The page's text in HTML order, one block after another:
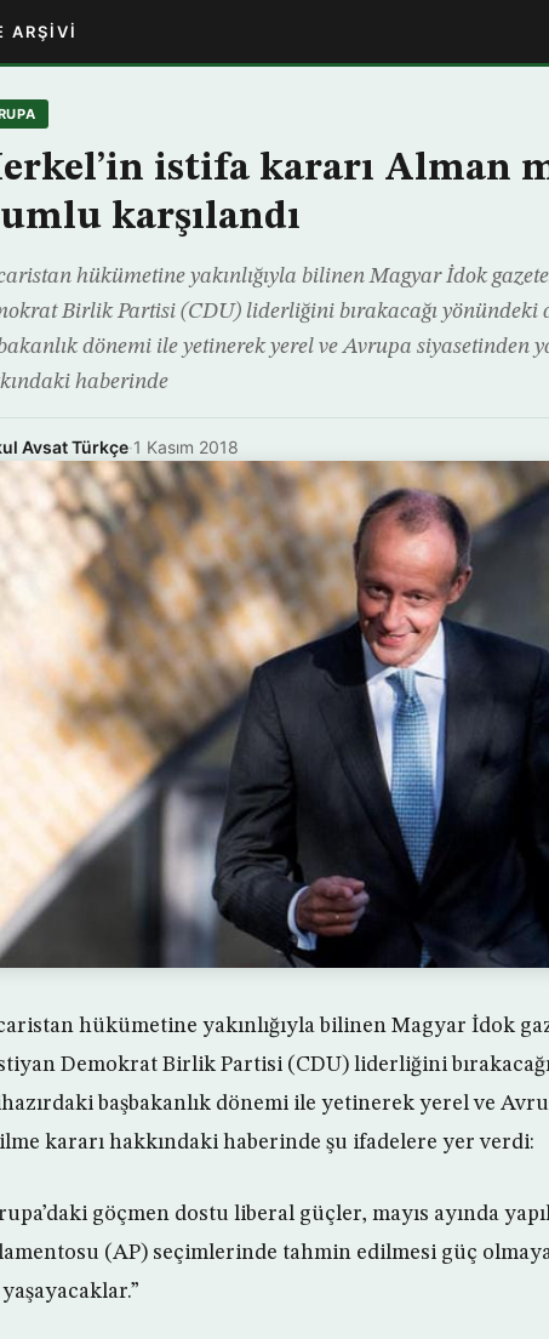
ARŞIVI
istifa kararı Alman
karşılandı
hükümetine yakınlığıyla bilinen Magyar İdok
Birlik Partisi (CDU) liderliğini bırakacağı yönündeki
dönemi ile yetinerek yerel ve Avrupa siyasetinden
haberinde
Avsat Türkçe·1 Kasım 2018
hükümetine yakınlığıyla bilinen Magyar İdok
Demokrat Birlik Partisi (CDU) liderliğini
başbakanlık dönemi ile yetinerek yerel ve
kararı hakkındaki haberinde şu ifadelere yer verdi:
göçmen dostu liberal güçler, mayıs ayında
(AP) seçimlerinde tahmin edilmesi güç